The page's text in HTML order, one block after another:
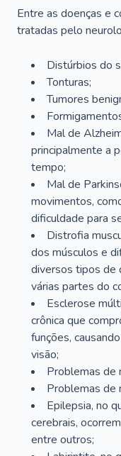
Entre as doenças e
tratadas pelo
Distúrbios do
Tonturas;
Tumores
Mal de
principalmente a
tempo;
Mal de
movimentos,
dificuldade para
Distrofia
dos músculos e
diversos tipos de
várias partes do
Esclerose
crônica que
funções,
visão;
Problemas de
Problemas de
Epilepsia, no
cerebrais,
entre outros;